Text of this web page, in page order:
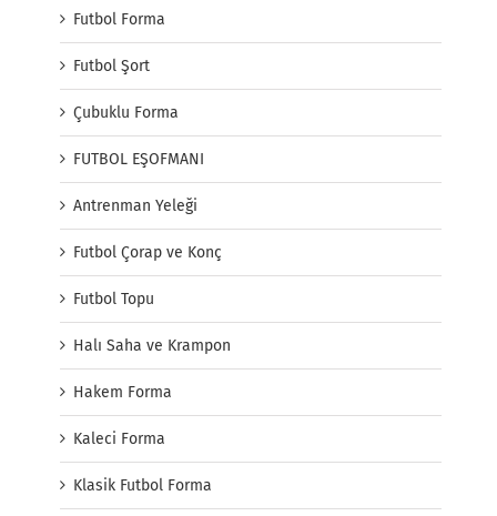
Futbol Forma
Futbol Şort
Çubuklu Forma
FUTBOL EŞOFMANI
Antrenman Yeleği
Futbol Çorap ve Konç
Futbol Topu
Halı Saha ve Krampon
Hakem Forma
Kaleci Forma
Klasik Futbol Forma